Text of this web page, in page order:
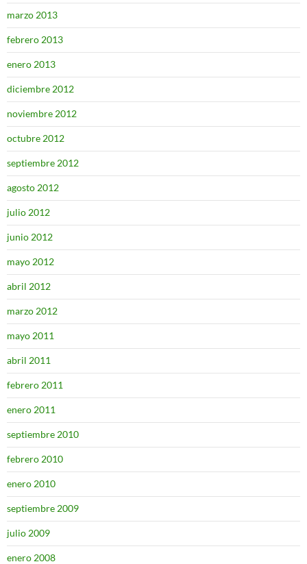
marzo 2013
febrero 2013
enero 2013
diciembre 2012
noviembre 2012
octubre 2012
septiembre 2012
agosto 2012
julio 2012
junio 2012
mayo 2012
abril 2012
marzo 2012
mayo 2011
abril 2011
febrero 2011
enero 2011
septiembre 2010
febrero 2010
enero 2010
septiembre 2009
julio 2009
enero 2008